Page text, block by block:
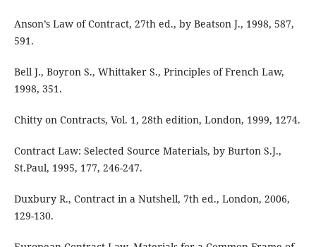
Anson’s Law of Contract, 27th ed., by Beatson J., 1998, 587,
591.
Bell J., Boyron S., Whittaker S., Principles of French Law,
1998, 351.
Chitty on Contracts, Vol. 1, 28th edition, London, 1999, 1274.
Contract Law: Selected Source Materials, by Burton S.J.,
St.Paul, 1995, 177, 246-247.
Duxbury R., Contract in a Nutshell, 7th ed., London, 2006,
129-130.